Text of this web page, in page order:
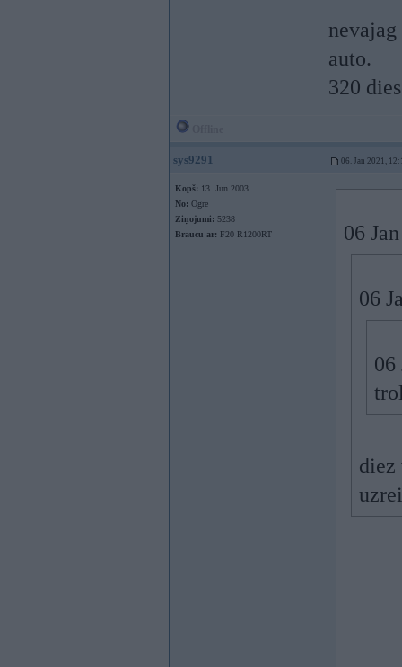
nevajag
auto.
320
sys9291 06. Jan 2021,
Kopš: 13. Jun 2003
No: Ogre
Ziņojumi: 5238
Braucu ar: F20 R1200RT 06
06
06
diez